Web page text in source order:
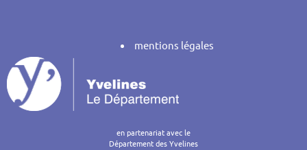
mentions légales
en partenariat avec le
Département des Yvelines